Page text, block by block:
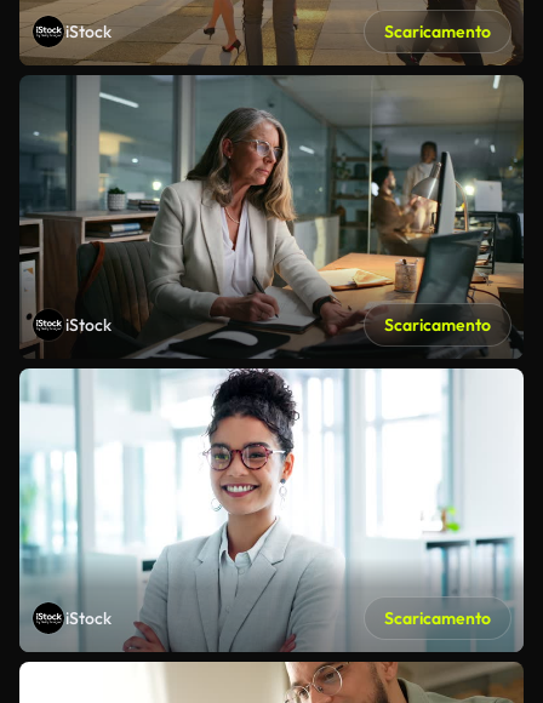
iStock Scaricamento
iStock Scaricamento
iStock Scaricamento